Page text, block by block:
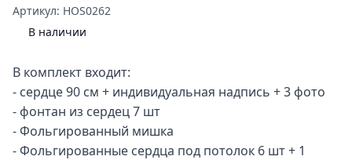
Артикул: HOS0262
В наличии
В комплект входит:
- сердце 90 см + индивидуальная надпись + 3 фото
- фонтан из сердец 7 шт
- Фольгированный мишка
- Фольгированные сердца под потолок 6 шт + 1